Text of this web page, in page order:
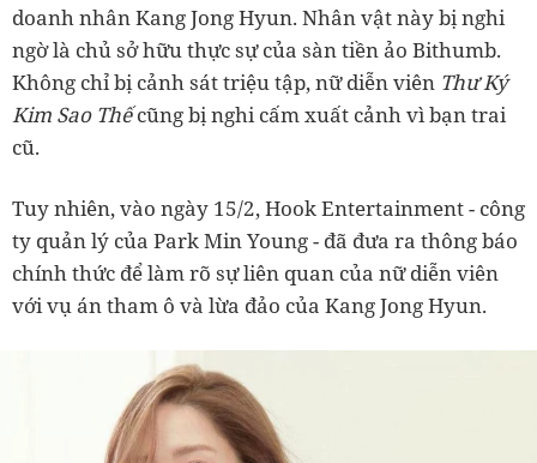
doanh nhân Kang Jong Hyun. Nhân vật này bị nghi
ngờ là chủ sở hữu thực sự của sàn tiền ảo Bithumb.
Không chỉ bị cảnh sát triệu tập, nữ diễn viên Thư Ký
Kim Sao Thếcũng bị nghi cấm xuất cảnh vì bạn trai
cũ.
Tuy nhiên, vào ngày 15/2, Hook Entertainment - công
ty quản lý của Park Min Young - đã đưa ra thông báo
chính thức để làm rõ sự liên quan của nữ diễn viên
với vụ án tham ô và lừa đảo của Kang Jong Hyun.